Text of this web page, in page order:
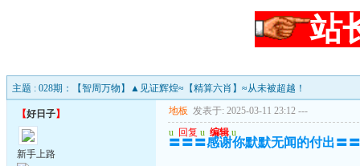
站
主题 : 028期：【智周万物】▲见证辉煌≈【精算六肖】≈从未被超越！
【好日子】
新手上路
地板 发表于: 2025-03-11 23:12 ---
u 回复 u 编辑 u
〓〓〓感谢你默默无闻的付出〓